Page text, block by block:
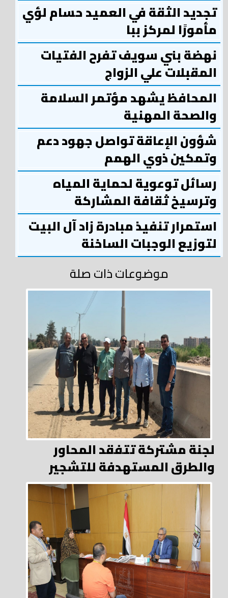
تجديد الثقة في العميد حسام لؤي
مأمورًا لمركز ببا
نهضة بني سويف تفرح الفتيات
المقبلات علي الزواج
المحافظ يشهد مؤتمر السلامة
والصحة المهنية
شؤون الإعاقة تواصل جهود دعم
وتمكين ذوي الهمم
رسائل توعوية لحماية المياه
وترسيخ ثقافة المشاركة
استمرار تنفيذ مبادرة زاد آل البيت
لتوزيع الوجبات الساخنة
موضوعات ذات صلة
لجنة مشتركة تتفقد المحاور
والطرق المستهدفة للتشجير